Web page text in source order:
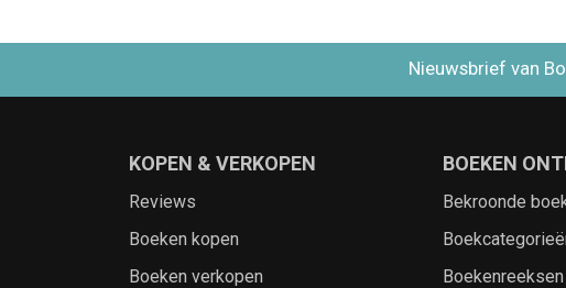
Nieuwsbrief van
KOPEN & VERKOPEN
Reviews
Boeken kopen
Boeken verkopen
BOEKEN
Bekroonde
Boekenreeksen